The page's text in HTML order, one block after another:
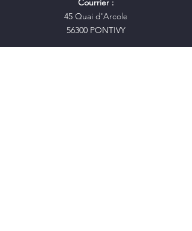
Courrier :
45 Quai d'Arcole
56300 PONTIVY